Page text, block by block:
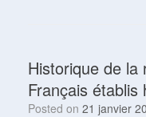
Historique de la
Français établis
Posted on 21 janvier